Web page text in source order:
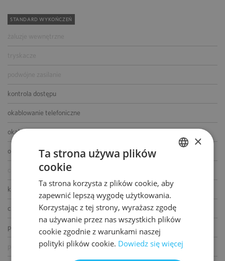
STANDARD WYKOŃCZEŃ
żaluzje wewnętrzne
tryskacze
podwójne zasilanie
kontrola dostępu
okablowanie telefoniczne
okablowanie komputerowe
okablowanie elektryczne
centrala telefoniczna
klimatyzacja
czujniki dymu i ciepła
podnoszone podłogi
podwieszane sufity
ENGLISH
×
Ta strona używa plików
cookie
Ta strona korzysta z plików cookie, aby
zapewnić lepszą wygodę użytkowania.
Korzystając z tej strony, wyrażasz zgodę
na używanie przez nas wszystkich plików
cookie zgodnie z warunkami naszej
polityki plików cookie. Dowiedz się więcej